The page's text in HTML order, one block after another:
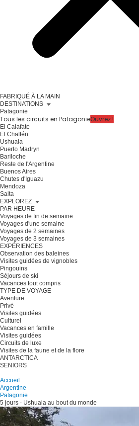
FABRIQUÉ À LA MAIN
DESTINATIONS
Patagonie
Tous les circuits en PatagonieOuvrez !
El Calafate
El Chaltén
Ushuaia
Puerto Madryn
Bariloche
Reste de l'Argentine
Buenos Aires
Chutes d'Iguazu
Mendoza
Salta
EXPLOREZ
PAR HEURE
Voyages de fin de semaine
Voyages d'une semaine
Voyages de 2 semaines
Voyages de 3 semaines
EXPÉRIENCES
Observation des baleines
Visites guidées de vignobles
Pingouins
Séjours de ski
Vacances tout compris
TYPE DE VOYAGE
Aventure
Privé
Visites guidées
Culturel
Vacances en famille
Visites guidées
Circuits de luxe
Visites de la faune et de la flore
ANTARCTICA
SENIORS
Accueil
Argentine
Patagonie
5 jours - Ushuaia au bout du monde